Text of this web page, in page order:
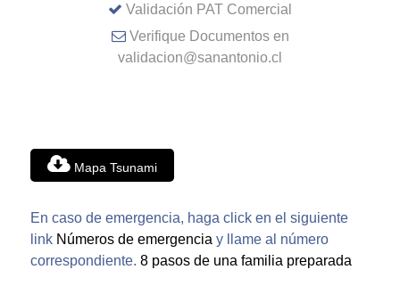
Validación PAT Comercial
Verifique Documentos en
validacion@sanantonio.cl
Mapa Tsunami
En caso de emergencia, haga click en el siguiente
link Números de emergencia y llame al número
correspondiente. 8 pasos de una familia preparada